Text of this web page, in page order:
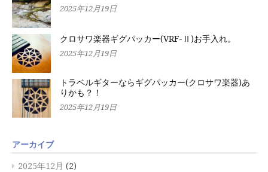
2025年12月19日
クロサワ楽器ギグパッカー(VRF-Ⅱ)お手入れ。
2025年12月19日
トラベルギターならギグパッカー(クロサワ楽器)あ
りかも？！
2025年12月19日
アーカイブ
2025年12月 (2)